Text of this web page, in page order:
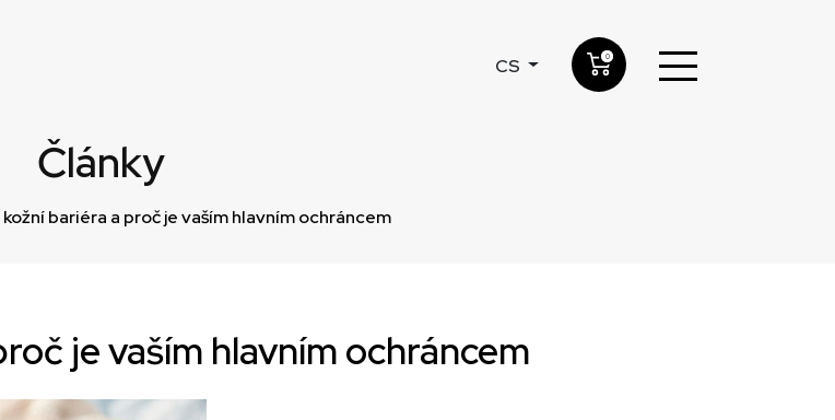
CS 0
Články
kožní bariéra a proč je vaším hlavním ochráncem
je vaším hlavním ochráncem